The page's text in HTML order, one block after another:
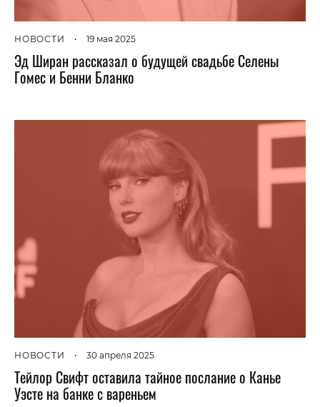
НОВОСТИ • 19 мая 2025
Эд Ширан рассказал о будущей свадьбе Селены
Гомес и Бенни Бланко
НОВОСТИ • 30 апреля 2025
Тейлор Свифт оставила тайное послание о Канье
Уэсте на банке с вареньем